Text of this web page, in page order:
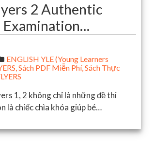
2 Authentic
Examination…
ENGLISH YLE (Young Learners
,Sách PDF Miễn Phí,Sách Thực
1, 2 không chỉ là những đề thi
là chiếc chìa khóa giúp bé…